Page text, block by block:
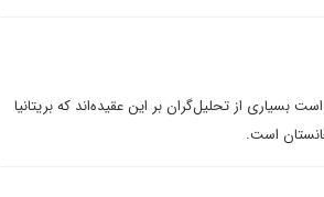
بسیاری از تحلیل‌گران بر این عقیده‌اند که بریتانیا
است.